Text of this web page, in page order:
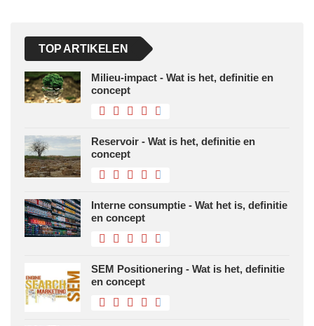
TOP ARTIKELEN
Milieu-impact - Wat is het, definitie en
concept
Reservoir - Wat is het, definitie en
concept
Interne consumptie - Wat het is, definitie
en concept
SEM Positionering - Wat is het, definitie
en concept